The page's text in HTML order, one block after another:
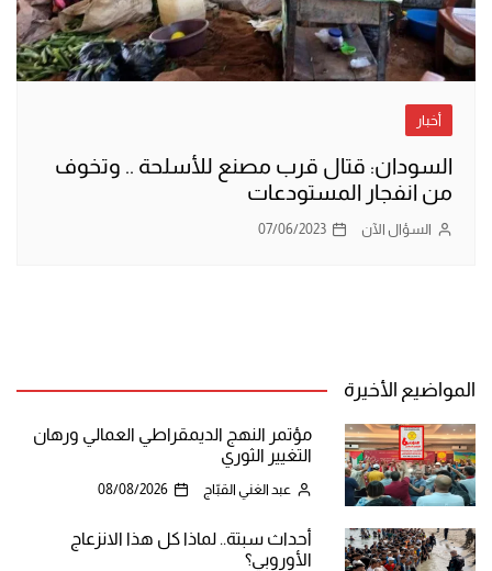
أخبار
السودان: قتال قرب مصنع للأسلحة .. وتخوف
من انفجار المستودعات
السؤال الآن 07/06/2023
المواضيع الأخيرة
مؤتمر النهج الديمقراطي العمالي ورهان
التغيير الثوري
عبد الغني القبّاج 08/08/2026
أحداث سبتة.. لماذا كل هذا الانزعاج
الأوروبي؟